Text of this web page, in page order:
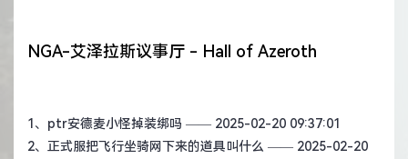
NGA-艾泽拉斯议事厅 - Hall of Azeroth
1、 ptr安德麦小怪掉装绑吗 —— 2025-02-20 09:37:01
2、 正式服把飞行坐骑网下来的道具叫什么 —— 2025-02-20